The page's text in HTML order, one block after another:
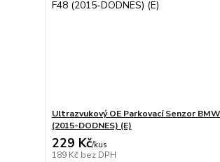
Ultrazvukový OE Parkovací Senzor
(2015-DODNES) (E)
229 Kč/kus
189 Kč bez DPH